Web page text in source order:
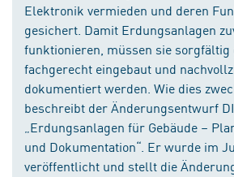
Elektronik vermieden und deren
gesichert. Damit Erdungsanlagen
funktionieren, müssen sie sorgfältig
fachgerecht eingebaut und
dokumentiert werden. Wie dies
beschreibt der Änderungsentwurf
„Erdungsanlagen für Gebäude –
und Dokumentation“. Er wurde im
veröffentlicht und stellt die